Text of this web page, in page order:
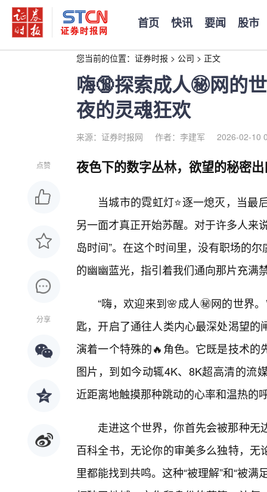
首页 快讯 要闻 股市
您当前的位置： 证券时报 > 公司 > 正文
嗨🔞探索成人㊙️网的
夜的灵魂狂欢
来源：证券时报网 作者：李建军 2026-02-10
点赞
分享
夜色下的数字丛林，欲望的秘密
当城市的霓虹灯⭐逐一熄灭，当
另一面才真正开始苏醒。对于许多人来
岛时间”。在这个时间里，没有职场的
的幽幽蓝光，指引着我们通向那片充满
“嗨，欢迎来到🌸成人㊙️网的世界
匙，开启了通往人类内心最深处渴望
演着一个特殊的🔥角色。它既是技术
图片，到如今动辄4K、8K超高清的流
近距离地触摸那种跳动的心率和温热的
走进这个世界，你首先会被那种
百科全书，无论你的审美多么独特，
里都能找到共鸣。这种“被理解”和“被